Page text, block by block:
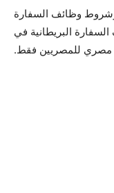
وظائف السفارة
,تفاصيل وظائف السفارة البريطانية في